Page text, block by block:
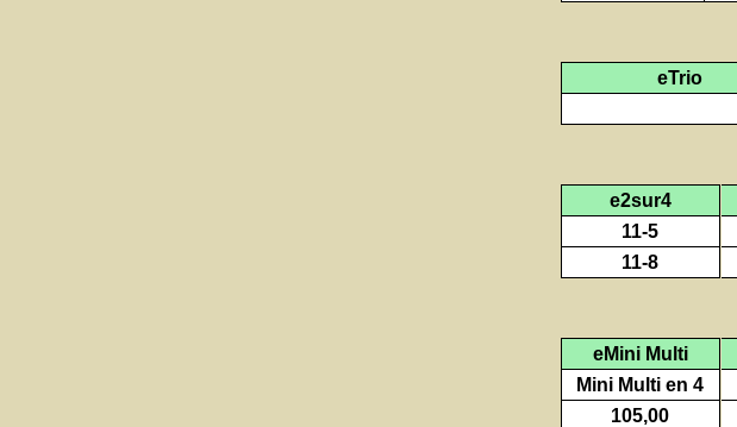
eTrio
e2sur4
11-5
11-8
eMini Multi
Mini Multi en 4
105,00